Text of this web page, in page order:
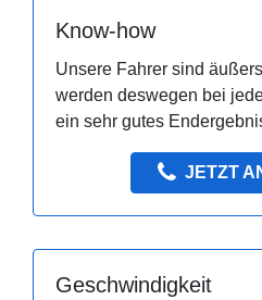
Know-how
Unsere Fahrer sind
werden deswegen bei
ein sehr gutes
JETZT
Geschwindigkeit